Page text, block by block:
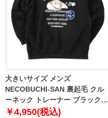
大きいサイズ メンズ
NECOBUCHI-SAN 裏起毛 クル
ーネック トレーナー ブラック
1258-5356-2 3L 4L 5L 6L 8L
￥4,950(税込)